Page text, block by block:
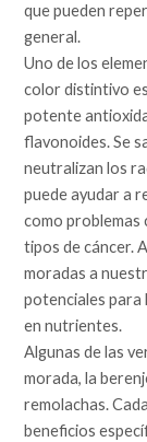
que pueden
general.
Uno de los
color distintivo
potente
flavonoides. Se
neutralizan los
puede ayudar a
como problemas
tipos de cáncer.
moradas a
potenciales para
en nutrientes.
Algunas de las
morada, la
remolachas.
beneficios